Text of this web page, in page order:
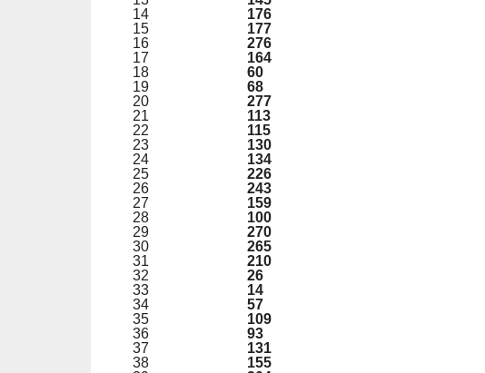
14
176
15
177
16
276
17
164
18
60
19
68
20
277
21
113
22
115
23
130
24
134
25
226
26
243
27
159
28
100
29
270
30
265
31
210
32
26
33
14
34
57
35
109
36
93
37
131
38
155